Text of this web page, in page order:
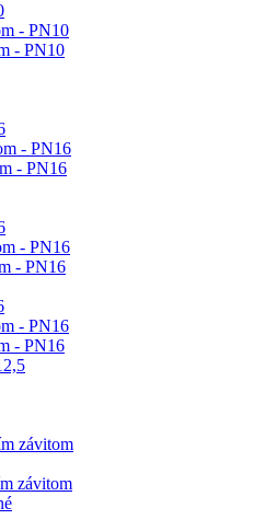
- PN10
- PN10
- PN16
- PN16
- PN16
- PN16
- PN16
- PN16
závitom
závitom